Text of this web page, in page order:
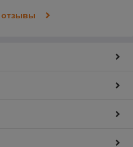
отзывы